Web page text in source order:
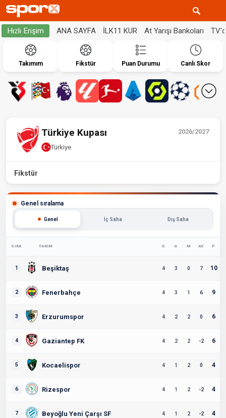
Hızlı Erişim ANA SAYFA İLK11 KUR At Yarışı Bankoları
Takımım Fikstür Puan Durumu Canlı Skor
2026/2027
Türkiye Kupası
Türkiye
Fikstür
Genel sıralama
Genel İç Saha Dış Saha
SIRA TAKIM O G M AV P
1 Beşiktaş 4 3 0 7 10
2 Fenerbahçe 4 3 1 6 9
3 Erzurumspor 4 2 2 0 6
4 Gaziantep FK 4 2 2 -2 6
5 Kocaelispor 4 1 2 0 4
6 Rizespor 4 1 2 -2 4
7 Beyoğlu Yeni Çarşı SF 4 1 2 -2 4